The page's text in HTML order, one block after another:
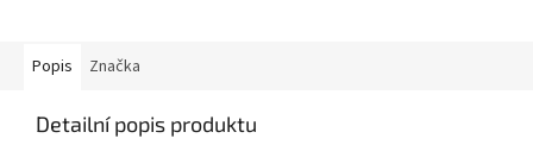
Popis Značka
Detailní popis produktu